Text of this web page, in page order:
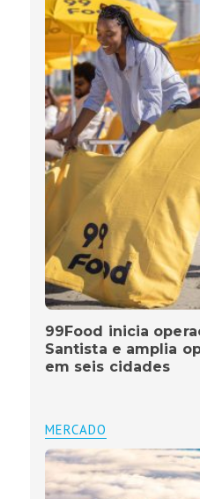
99Food inicia
Santista e amplia
em seis cidades
MERCADO